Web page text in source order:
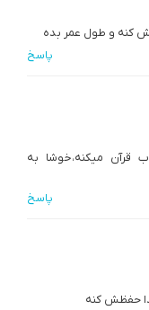
کنه و طول عمر بده
پاسخ
قرآن میکنه،خوشا به
پاسخ
حفظش کنه